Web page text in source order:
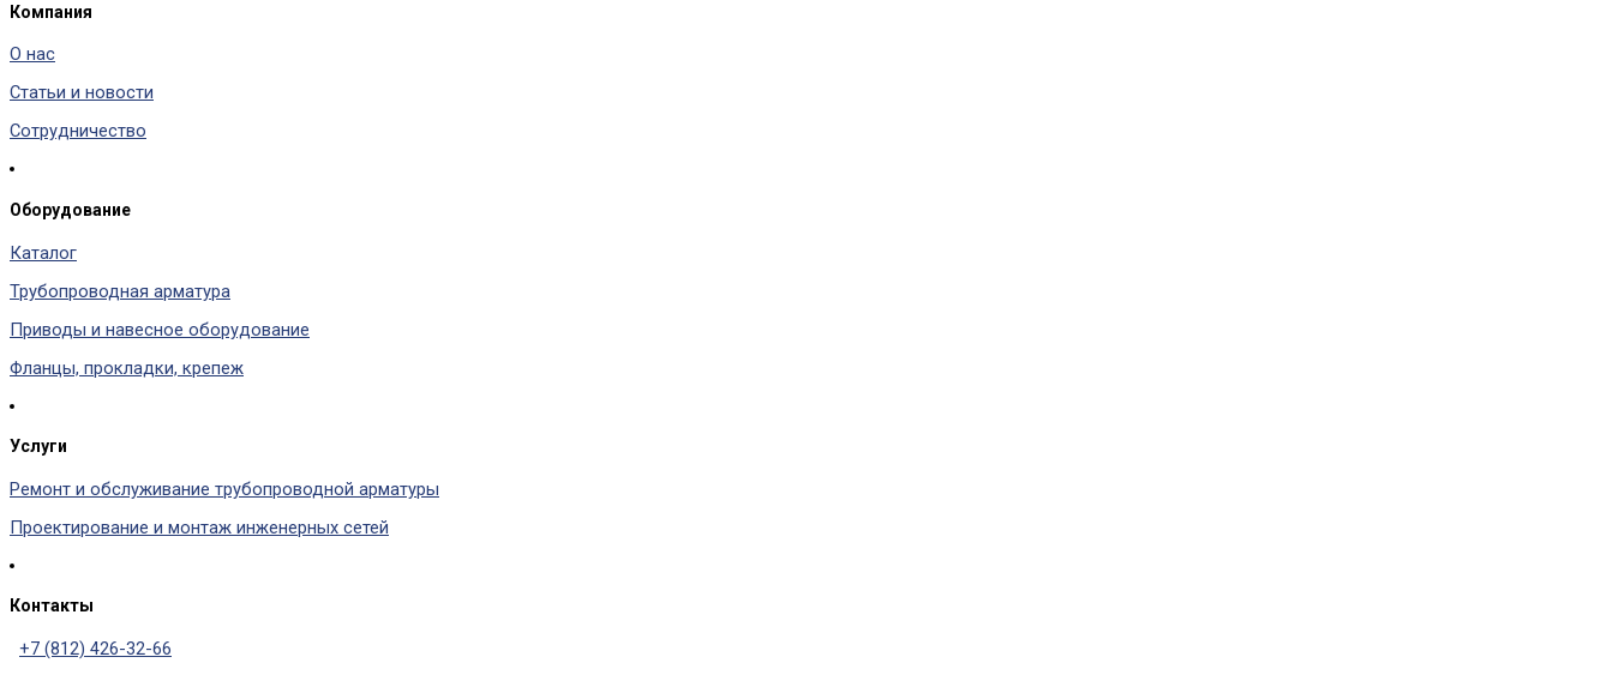
Компания
О нас
Статьи и новости
Сотрудничество
Оборудование
Каталог
Трубопроводная арматура
Приводы и навесное оборудование
Фланцы, прокладки, крепеж
Услуги
Ремонт и обслуживание трубопроводной арматуры
Проектирование и монтаж инженерных сетей
Контакты
+7 (812) 426-32-66